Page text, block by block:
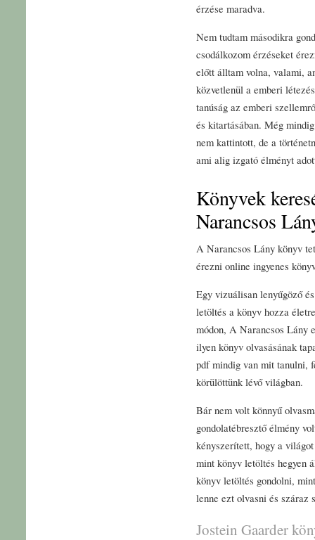
érzése maradva.
Nem tudtam másodikra
csodálkozom érzéseket
előtt álltam volna, valami,
közvetlenül a emberi
tanúság az emberi
és kitartásában. Még
nem kattintott, de a
ami alig izgató élményt
Könyvek
Narancsos
A Narancsos Lány könyv
érezni online ingyenes
Egy vizuálisan lenyűgöző
letöltés a könyv hozza
módon, A Narancsos Lány
ilyen könyv olvasásának
pdf mindig van mit tanulni,
körülöttünk lévő világban.
Bár nem volt könnyű
gondolatébresztő élmény
kényszerített, hogy a
mint könyv letöltés hegyen
könyv letöltés gondolni,
lenne ezt olvasni és száraz
Jostein Gaarder